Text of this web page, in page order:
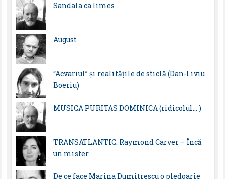
Sandala ca limes
August
“Acvariul” și realitățile de sticlă (Dan-Liviu
Boeriu)
MUSICA PURITAS DOMINICA (ridicolul… )
TRANSATLANTIC. Raymond Carver – Încă
un mister
De ce face Marina Dumitrescu o pledoarie